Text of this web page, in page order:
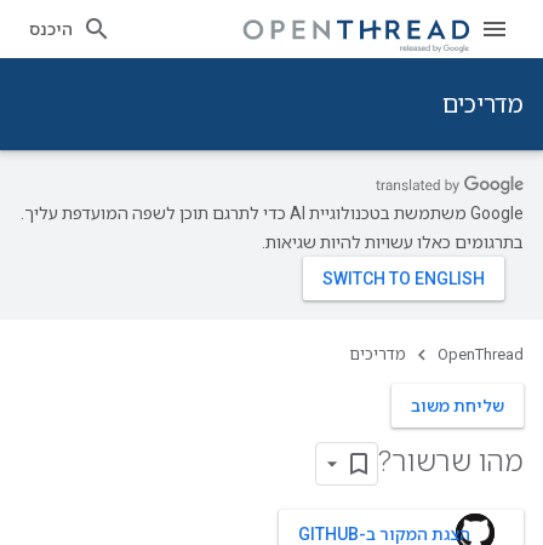
היכנס
מדריכים
‫Google משתמשת בטכנולוגיית AI כדי לתרגם תוכן לשפה המועדפת עליך.
בתרגומים כאלו עשויות להיות שגיאות.
OpenThread מדריכים
שליחת משוב
מהו שרשור?
הצגת המקור ב-GITHUB